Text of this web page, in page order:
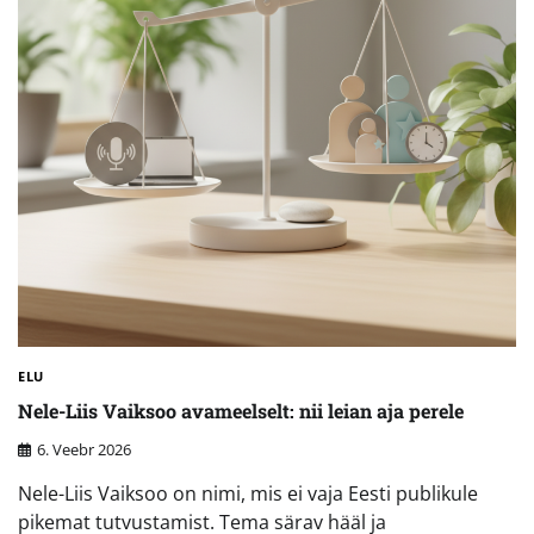
ELU
Nele-Liis Vaiksoo avameelselt: nii leian aja perele
6. Veebr 2026
Nele-Liis Vaiksoo on nimi, mis ei vaja Eesti publikule
pikemat tutvustamist. Tema särav hääl ja